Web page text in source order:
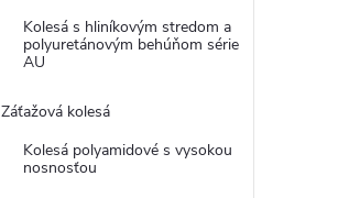
Kolesá s hliníkovým stredom a
polyuretánovým behúňom série
AU
Záťažová kolesá
Kolesá polyamidové s vysokou
nosnosťou